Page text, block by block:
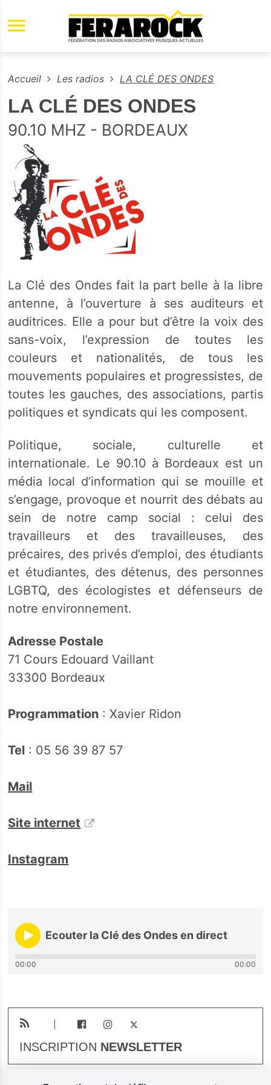
Aller au contenu principal
Accueil Les radios LA CLÉ DES ONDES
LA CLÉ DES ONDES
90.10 MHZ - BORDEAUX
La Clé des Ondes fait la part belle à la libre
antenne, à l’ouverture à ses auditeurs et
auditrices. Elle a pour but d’être la voix des
sans-voix, l’expression de toutes les
couleurs et nationalités, de tous les
mouvements populaires et progressistes, de
toutes les gauches, des associations, partis
politiques et syndicats qui les composent.
Politique, sociale, culturelle et
internationale. Le 90.10 à Bordeaux est un
média local d’information qui se mouille et
s’engage, provoque et nourrit des débats au
sein de notre camp social : celui des
travailleurs et des travailleuses, des
précaires, des privés d’emploi, des étudiants
et étudiantes, des détenus, des personnes
LGBTQ, des écologistes et défenseurs de
notre environnement.
Adresse Postale
71 Cours Edouard Vaillant
33300 Bordeaux
Programmation : Xavier Ridon
Tel : 05 56 39 87 57
Mail
Site internet
Instagram
Ecouter la Clé des Ondes en direct
00:00 00:00
INSCRIPTION NEWSLETTER